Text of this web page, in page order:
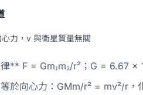
力，v 與衛星質量無關
** F = Gm₁m₂/r²；G = 6.67 ×
等於向心力：GMm/r² = mv²/r